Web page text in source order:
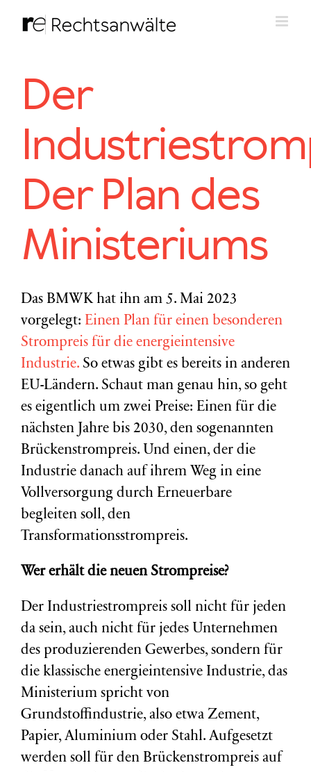
Inhalt
Der
Der Plan des
Ministeriums
Das BMWK hat ihn am 5. Mai 2023
vorgelegt: Einen Plan für einen besonderen
Strompreis für die energieintensive
Industrie. So etwas gibt es bereits in anderen
EU-Ländern. Schaut man genau hin, so geht
es eigentlich um zwei Preise: Einen für die
nächsten Jahre bis 2030, den sogenannten
Brückenstrompreis. Und einen, der die
Industrie danach auf ihrem Weg in eine
Vollversorgung durch Erneuerbare
begleiten soll, den
Transformationsstrompreis.
Wer erhält die neuen Strompreise?
Der Industriestrompreis soll nicht für jeden
da sein, auch nicht für jedes Unternehmen
des produzierenden Gewerbes, sondern für
die klassische energieintensive Industrie, das
Ministerium spricht von
Grundstoffindustrie, also etwa Zement,
Papier, Aluminium oder Stahl. Aufgesetzt
werden soll für den Brückenstrompreis auf